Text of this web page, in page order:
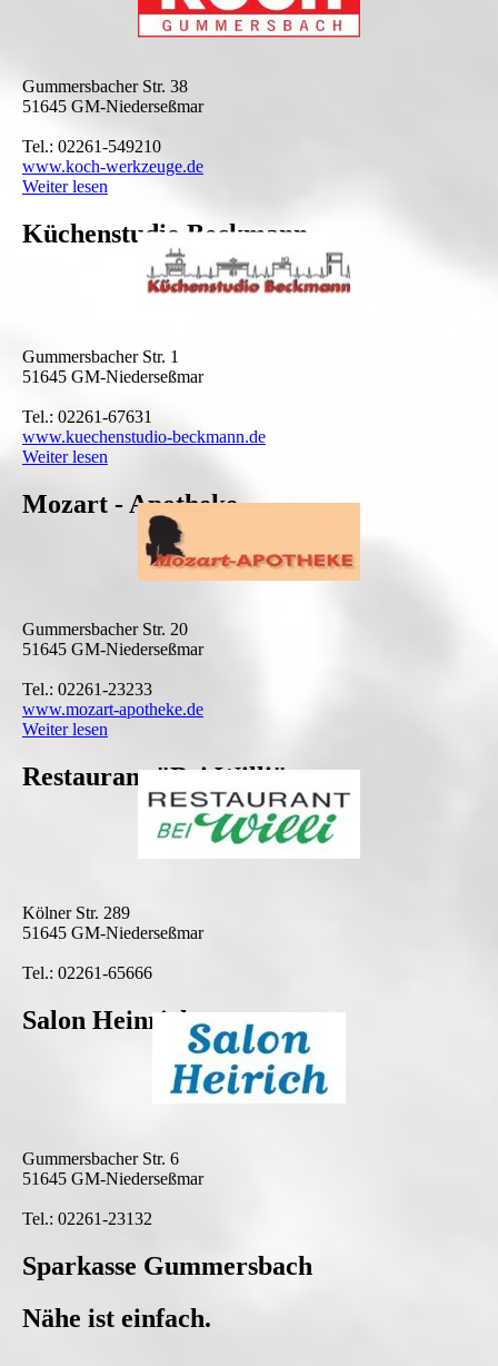
Gummersbacher Str. 38
51645 GM-Niederseßmar
Tel.: 02261-549210
www.koch-werkzeuge.de
Weiter lesen
Küchenstudio Beckmann
Gummersbacher Str. 1
51645 GM-Niederseßmar
Tel.: 02261-67631
www.kuechenstudio-beckmann.de
Weiter lesen
Mozart - Apotheke
Gummersbacher Str. 20
51645 GM-Niederseßmar
Tel.: 02261-23233
www.mozart-apotheke.de
Weiter lesen
Restaurant "Bei Willi"
Kölner Str. 289
51645 GM-Niederseßmar
Tel.: 02261-65666
Salon Heinrich
Gummersbacher Str. 6
51645 GM-Niederseßmar
Tel.: 02261-23132
Sparkasse Gummersbach
Nähe ist einfach.